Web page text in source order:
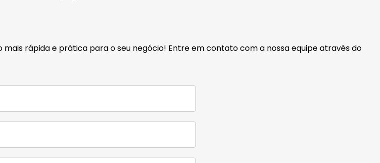
rápida e prática para o seu negócio! Entre em contato com a nossa equipe através do